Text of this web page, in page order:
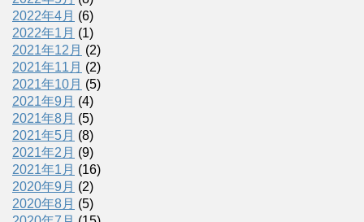
2022年4月 (6)
2022年1月 (1)
2021年12月 (2)
2021年11月 (2)
2021年10月 (5)
2021年9月 (4)
2021年8月 (5)
2021年5月 (8)
2021年2月 (9)
2021年1月 (16)
2020年9月 (2)
2020年8月 (5)